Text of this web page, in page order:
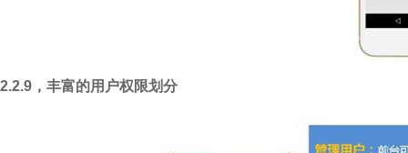
2.2.9 ，丰富的用户权限划分